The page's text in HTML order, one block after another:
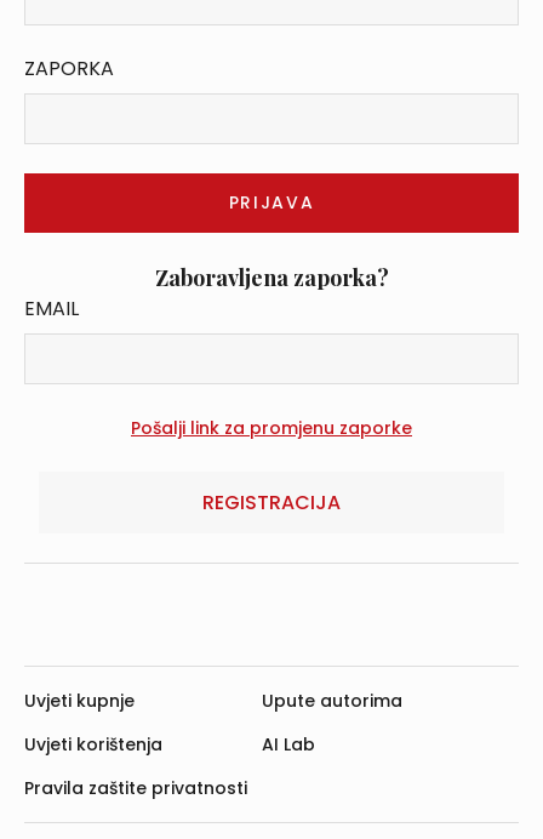
ZAPORKA
Zaboravljena zaporka?
EMAIL
REGISTRACIJA
Uvjeti kupnje
Uvjeti korištenja
Pravila zaštite privatnosti
Upute autorima
AI Lab